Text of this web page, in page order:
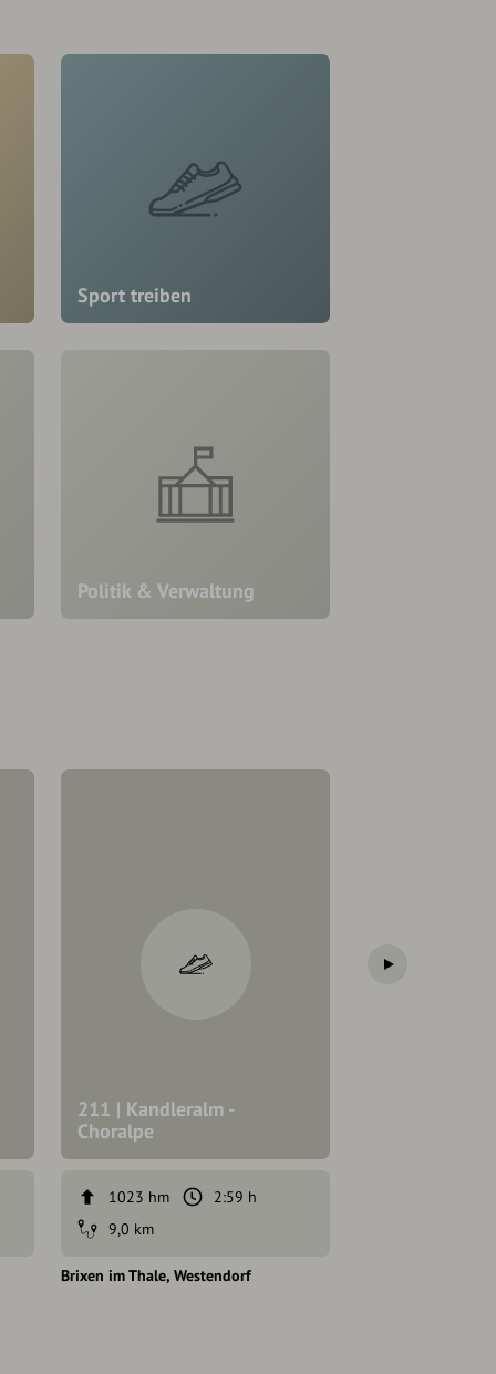
Sport treiben
Politik & Verwaltung
211 | Kandleralm -
Choralpe
1023 hm
2:59 h
9,0 km
Brixen im Thale Westendorf